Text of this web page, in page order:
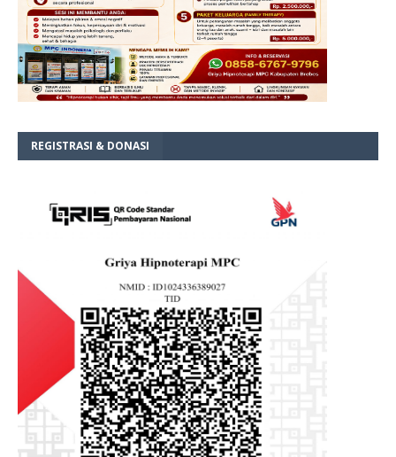
REGISTRASI & DONASI